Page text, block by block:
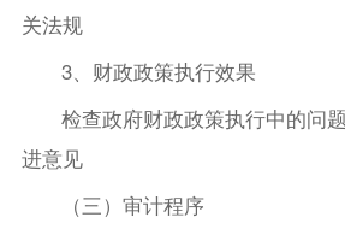
关法规
3、财政政策执行效果
检查政府财政政策执行中的问
进意见
（三）审计程序